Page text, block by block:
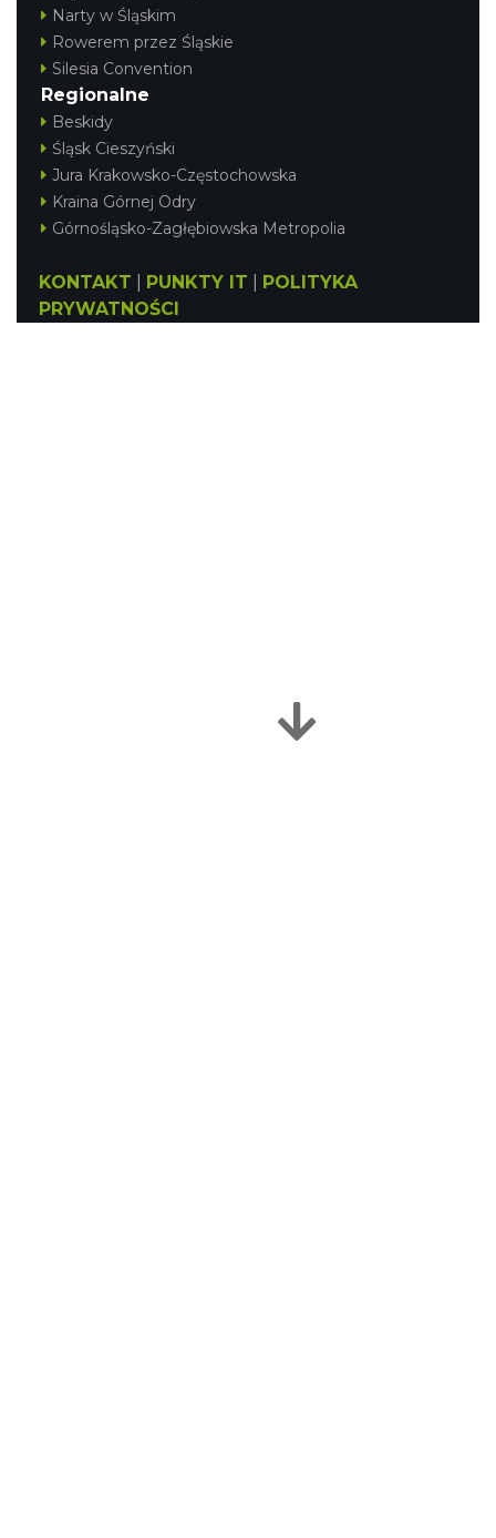
Narty w Śląskim
Rowerem przez Śląskie
Silesia Convention
Regionalne
Beskidy
Śląsk Cieszyński
Jura Krakowsko-Częstochowska
Kraina Górnej Odry
Górnośląsko-Zagłębiowska Metropolia
KONTAKT PUNKTY IT
POLITYKA
PRYWATNOŚCI